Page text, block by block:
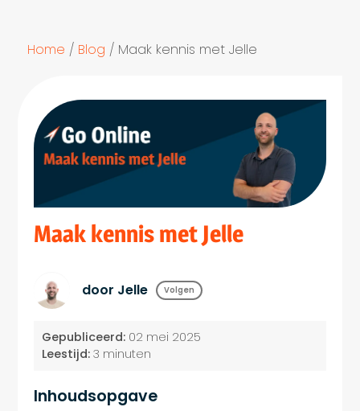
Home / Blog / Maak kennis met Jelle
Maak kennis met Jelle
door Jelle Volgen
Gepubliceerd: 02 mei 2025
Leestijd: 3 minuten
Inhoudsopgave